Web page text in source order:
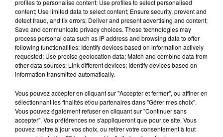
Céline Médard, secrétaire générale Groupama Loire-
Bretagne
Publié : 4 novembre 2024 à 16h25
TITRES DIFFUSÉS Voir plus
profiles to personalise content; Use profiles to select personalised
content; Use limited data to select content; Ensure security, prevent and
detect fraud, and fix errors; Deliver and present advertising and content;
Save and communicate privacy choices. These technologies may
process personal data such as IP address and browsing data to offer
following functionalities: Identify devices based on information actively
requested; Use precise geolocation data; Match and combine data from
other data sources; Link different devices; Identify devices based on
information transmitted automatically.
Vous pouvez accepter en cliquant sur "Accepter et fermer", ou affiner en
sélectionnant les finalités et/ou partenaires dans "Gérer mes choix".
Vous pouvez également refuser en cliquant sur "Continuer sans
accepter". Vos préférences ne s'appliqueront que pour ce site. Vous
pouvez mettre à jour vos choix, ou retirer votre consentement à tout